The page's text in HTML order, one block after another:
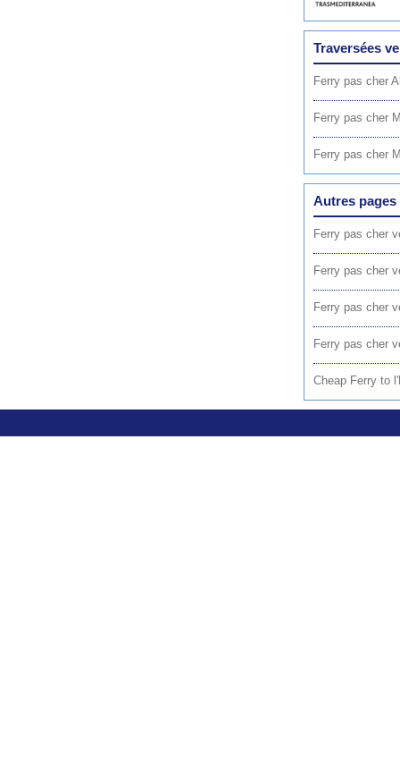
Traversées
Ferry pas cher
Ferry pas cher
Ferry pas cher
Autres pages
Ferry pas cher
Ferry pas cher
Ferry pas cher
Ferry pas cher
Cheap Ferry to